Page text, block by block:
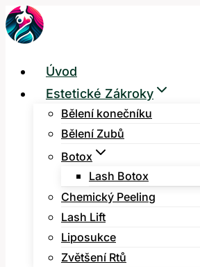
Přeskočit
na
Úvod
Estetické Zákroky
Bělení konečníku
Bělení Zubů
Botox
Lash Botox
Chemický Peeling
Lash Lift
Liposukce
Zvětšení Rtů